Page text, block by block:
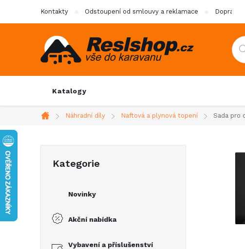
Kontakty Odstoupení od smlouvy a reklamace Doprava
Katalogy
Domů
Náhradní díly Naftová a plynová topení Sada pro
kategorie
Kategorie
Novinky
Akční nabídka
Vybavení a příslušenství